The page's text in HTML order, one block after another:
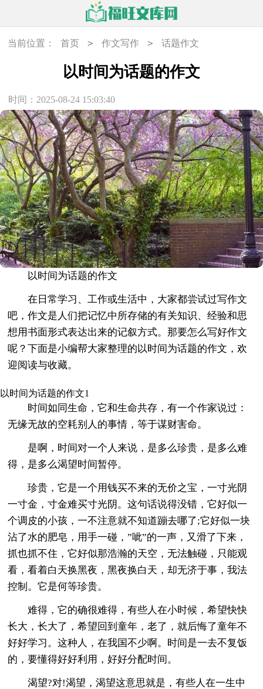
当前位置： 首页 > 作文写作 > 话题作文
以时间为话题的作文
时间：2025-08-24 15:03:40
以时间为话题的作文
在日常学习、工作或生活中，大家都尝试过写作文
吧，作文是人们把记忆中所存储的有关知识、经验和思
想用书面形式表达出来的记叙方式。那要怎么写好作文
呢？下面是小编帮大家整理的以时间为话题的作文，欢
迎阅读与收藏。
以时间为话题的作文1
时间如同生命，它和生命共存，有一个作家说过：
无缘无故的空耗别人的事情，等于谋财害命。
是啊，时间对一个人来说，是多么珍贵，是多么难
得，是多么渴望时间暂停。
珍贵，它是一个用钱买不来的无价之宝，一寸光阴
一寸金，寸金难买寸光阴。这句话说得没错，它好似一
个调皮的小孩，一不注意就不知道蹦去哪了;它好似一块
沾了水的肥皂，用手一碰，”呲”的一声，又滑了下来，
抓也抓不住，它好似那浩瀚的天空，无法触碰，只能观
看，看着白天换黑夜，黑夜换白天，却无济于事，我法
控制。它是何等珍贵。
难得，它的确很难得，有些人在小时候，希望快快
长大，长大了，希望回到童年，老了，就后悔了童年不
好好学习。这种人，在我国不少啊。时间是一去不复饭
的，要懂得好好利用，好好分配时间。
渴望?对!渴望，渴望这意思就是，有些人在一生中